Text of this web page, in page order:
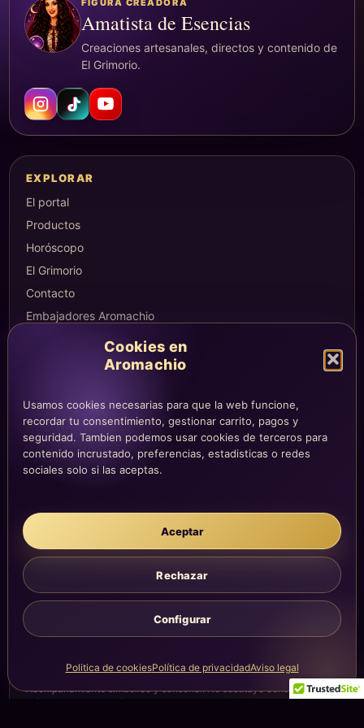
Cookies en
Aromachio
Usamos cookies necesarias para que la web funcione,
recordar tu consentimiento, gestionar carrito, pagos y
seguridad. Tambien podemos usar cookies de terceros para
contenido incrustado, preferencias, estadisticas o redes
sociales solo si las aceptas.
Aceptar
Rechazar
Configurar
Politica de cookiesPolítica de privacidadAviso legal
Amatista de Esencias
Creaciones artesanales, directos y contenido de
El Grimorio.
EXPLORAR
El portal
Productos
Horóscopo
El Grimorio
Contacto
Embajadores Aromachio
Mi altar
Mi carrito
Checkout
Condiciones de compra
LEGAL
Aviso legal
Privacidad
Cookies
Contacto.
Acompañamiento simbólico y sensorial. No sustituye consejo
médico, legal, psicológico o profesional.